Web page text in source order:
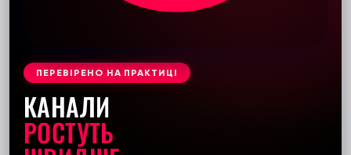
ПЕРЕВІРЕНО НА ПРАКТИЦІ
КАНАЛИ
РОСТУТЬ